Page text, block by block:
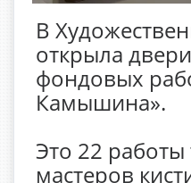
В
открыла
фондовых
Камышина».
Это 22
мастеров